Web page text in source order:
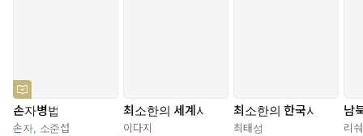
손자병법
손자, 소준섭
최소한의 세계사
이다지
최소한의 한국사
최태성
남
리숴